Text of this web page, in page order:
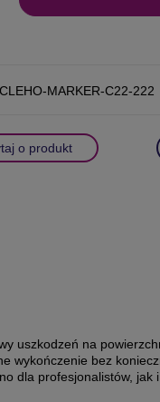
MARKER-C22-222
o produkt
uszkodzeń na
wykończenie bez
dla profesjonalistów, jak